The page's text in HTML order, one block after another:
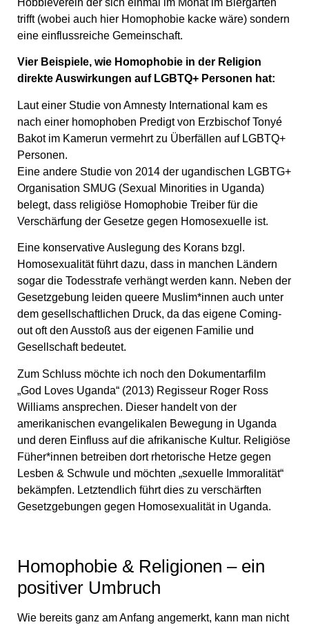
Hobbieverein der sich einmal im Monat im Biergarten
trifft (wobei auch hier Homophobie kacke wäre) sondern
eine einflussreiche Gemeinschaft.
Vier Beispiele, wie Homophobie in der Religion
direkte Auswirkungen auf LGBTQ+ Personen hat:
Laut einer Studie von Amnesty International kam es
nach einer homophoben Predigt von Erzbischof Tonyé
Bakot im Kamerun vermehrt zu Überfällen auf LGBTQ+
Personen.
Eine andere Studie von 2014 der ugandischen LGBTG+
Organisation SMUG (Sexual Minorities in Uganda)
belegt, dass religiöse Homophobie Treiber für die
Verschärfung der Gesetze gegen Homosexuelle ist.
Eine konservative Auslegung des Korans bzgl.
Homosexualität führt dazu, dass in manchen Ländern
sogar die Todesstrafe verhängt werden kann. Neben der
Gesetzgebung leiden queere Muslim*innen auch unter
dem gesellschaftlichen Druck, da das eigene Coming-
out oft den Ausstoß aus der eigenen Familie und
Gesellschaft bedeutet.
Zum Schluss möchte ich noch den Dokumentarfilm
„God Loves Uganda“ (2013) Regisseur Roger Ross
Williams ansprechen. Dieser handelt von der
amerikanischen evangelikalen Bewegung in Uganda
und deren Einfluss auf die afrikanische Kultur. Religiöse
Füher*innen betreiben dort rhetorische Hetze gegen
Lesben & Schwule und möchten „sexuelle Immoralität“
bekämpfen. Letztendlich führt dies zu verschärften
Gesetzgebungen gegen Homosexualität in Uganda.
Homophobie & Religionen – ein
positiver Umbruch
Wie bereits ganz am Anfang angemerkt, kann man nicht